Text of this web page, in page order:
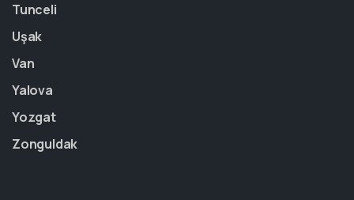
Tunceli
Uşak
Van
Yalova
Yozgat
Zonguldak